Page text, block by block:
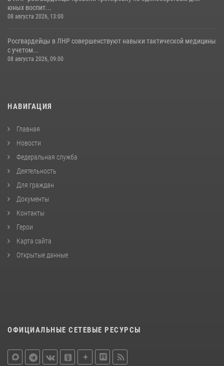
юных воспит...
08 августа 2026, 13:00
Росгвардейцы в ЛНР совершенствуют навыки тактической медицины
с учетом...
08 августа 2026, 09:00
НАВИГАЦИЯ
Главная
Новости
Федеральная служба
Деятельность
Для граждан
Документы
Контакты
Герои
Карта сайта
Открытые данные
ОФИЦИАЛЬНЫЕ СЕТЕВЫЕ РЕСУРСЫ